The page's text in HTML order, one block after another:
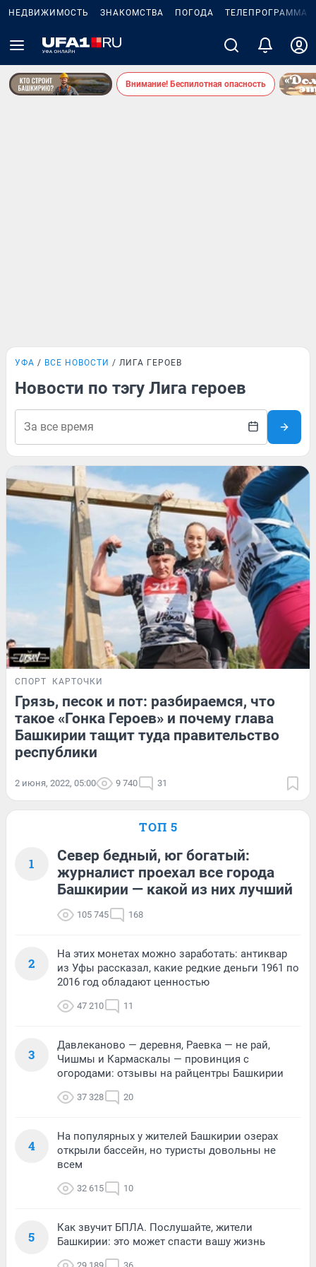
НЕДВИЖИМОСТЬ ЗНАКОМСТВА ПОГОДА ТЕЛЕПРОГРАММА
Внимание! Беспилотная опасность
УФА ВСЕ НОВОСТИ ЛИГА ГЕРОЕВ
Новости по тэгу Лига героев
СПОРТ КАРТОЧКИ
Грязь, песок и пот: разбираемся, что
такое «Гонка Героев» и почему глава
Башкирии тащит туда правительство
республики
2 июня, 2022, 05:00 9 740 31
ТОП 5
1
Север бедный, юг богатый:
журналист проехал все города
Башкирии — какой из них лучший
105 745 168
2
На этих монетах можно заработать: антиквар
из Уфы рассказал, какие редкие деньги 1961 по
2016 год обладают ценностью
47 210 11
3
Давлеканово — деревня, Раевка — не рай,
Чишмы и Кармаскалы — провинция с
огородами: отзывы на райцентры Башкирии
37 328 20
4
На популярных у жителей Башкирии озерах
открыли бассейн, но туристы довольны не
всем
32 615 10
5
Как звучит БПЛА. Послушайте, жители
Башкирии: это может спасти вашу жизнь